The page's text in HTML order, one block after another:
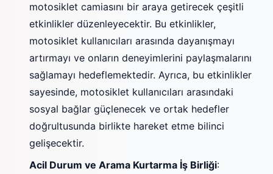
motosiklet camiasını bir araya getirecek çeşitli
etkinlikler düzenleyecektir. Bu etkinlikler,
motosiklet kullanıcıları arasında dayanışmayı
artırmayı ve onların deneyimlerini paylaşmalarını
sağlamayı hedeflemektedir. Ayrıca, bu etkinlikler
sayesinde, motosiklet kullanıcıları arasındaki
sosyal bağlar güçlenecek ve ortak hedefler
doğrultusunda birlikte hareket etme bilinci
gelişecektir.
Acil Durum ve Arama Kurtarma İş Birliği: